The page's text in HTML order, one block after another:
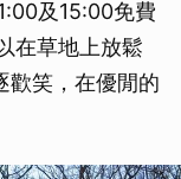
及15:00免費
在草地上放鬆
歡笑，在優閒的